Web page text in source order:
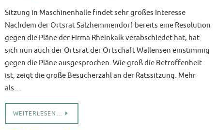
Sitzung in Maschinenhalle findet sehr großes Interesse
Nachdem der Ortsrat Salzhemmendorf bereits eine Resolution
gegen die Pläne der Firma Rheinkalk verabschiedet hat, hat
sich nun auch der Ortsrat der Ortschaft Wallensen einstimmig
gegen die Pläne ausgesprochen. Wie groß die Betroffenheit
ist, zeigt die große Besucherzahl an der Ratssitzung. Mehr
als…
WEITERLESEN…